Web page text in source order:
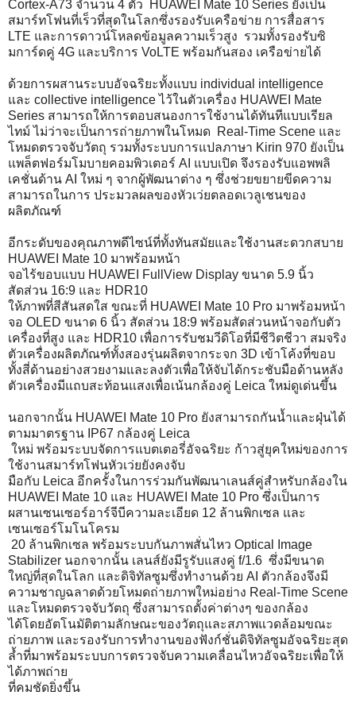
Cortex-A73 จำนวน 4 ตัว HUAWEI Mate 10 Series ยังเป็น
สมาร์ทโฟนที่เร็วที่สุดในโลกซึ่งรองรับเครือข่าย การสื่อสาร
LTE และการดาวน์โหลดข้อมูลความเร็วสูง รวมทั้งรองรับซิ
มการ์ดคู่ 4G และบริการ VoLTE พร้อมกันสอง เครือข่ายได้
ด้วยการผสานระบบอัจฉริยะทั้งแบบ individual intelligence
และ collective intelligence ไว้ในตัวเครื่อง HUAWEI Mate
Series สามารถให้การตอบสนองการใช้งานได้ทันทีแบบเรียล
ไทม์ ไม่ว่าจะเป็นการถ่ายภาพในโหมด Real-Time Scene และ
โหมดตรวจจับวัตถุ รวมทั้งระบบการแปลภาษา Kirin 970 ยังเป็น
แพล็ตฟอร์มโมบายคอมพิวเตอร์ AI แบบเปิด จึงรองรับแอพพลิ
เคชั่นด้าน AI ใหม่ ๆ จากผู้พัฒนาต่าง ๆ ซึ่งช่วยขยายขีดความ
สามารถในการ ประมวลผลของหัวเว่ยตลอดเวลูเชนของ
ผลิตภัณฑ์
อีกระดับของคุณภาพดีไซน์ที่ทั้งทันสมัยและใช้งานสะดวกสบาย
HUAWEI Mate 10 มาพร้อมหน้า
จอไร้ขอบแบบ HUAWEI FullView Display ขนาด 5.9 นิ้ว
สัดส่วน 16:9 และ HDR10
ให้ภาพที่สีสันสดใส ขณะที่ HUAWEI Mate 10 Pro มาพร้อมหน้า
จอ OLED ขนาด 6 นิ้ว สัดส่วน 18:9 พร้อมสัดส่วนหน้าจอกับตัว
เครื่องที่สูง และ HDR10 เพื่อการรับชมวีดิโอที่มีชีวิตชีวา สมจริง
ตัวเครื่องผลิตภัณฑ์ทั้งสองรุ่นผลิตจากระจก 3D เข้าโค้งที่ขอบ
ทั้งสี่ด้านอย่างสวยงามและลงตัวเพื่อให้จับได้กระชับมือด้านหลัง
ตัวเครื่องมีแถบสะท้อนแสงเพื่อเน้นกล้องคู่ Leica ใหม่ดูเด่นขึ้น
นอกจากนั้น HUAWEI Mate 10 Pro ยังสามารถกันน้ำและฝุ่นได้
ตามมาตรฐาน IP67 กล้องคู่ Leica
ใหม่ พร้อมระบบจัดการแบตเตอรี่อัจฉริยะ ก้าวสู่ยุคใหม่ของการ
ใช้งานสมาร์ทโฟนหัวเว่ยยังคงจับ
มือกับ Leica อีกครั้งในการร่วมกันพัฒนาเลนส์คู่สำหรับกล้องใน
HUAWEI Mate 10 และ HUAWEI Mate 10 Pro ซึ่งเป็นการ
ผสานเซนเซอร์อาร์จีบีความละเอียด 12 ล้านพิกเซล และ
เซนเซอร์โมโนโครม
20 ล้านพิกเซล พร้อมระบบกันภาพสั่นไหว Optical Image
Stabilizer นอกจากนั้น เลนส์ยังมีรูรับแสงคู่ f/1.6 ซึ่งมีขนาด
ใหญ่ที่สุดในโลก และดิจิทัลซูมซึ่งทำงานด้วย AI ตัวกล้องจึงมี
ความชาญฉลาดด้วยโหมดถ่ายภาพใหม่อย่าง Real-Time Scene
และโหมดตรวจจับวัตถุ ซึ่งสามารถตั้งค่าต่างๆ ของกล้อง
ได้โดยอัตโนมัติตามลักษณะของวัตถุและสภาพแวดล้อมขณะ
ถ่ายภาพ และรองรับการทำงานของฟังก์ชั่นดิจิทัลซูมอัจฉริยะสุด
ล้ำที่มาพร้อมระบบการตรวจจับความเคลื่อนไหวอัจฉริยะเพื่อให้
ได้ภาพถ่าย
ที่คมชัดยิ่งขึ้น